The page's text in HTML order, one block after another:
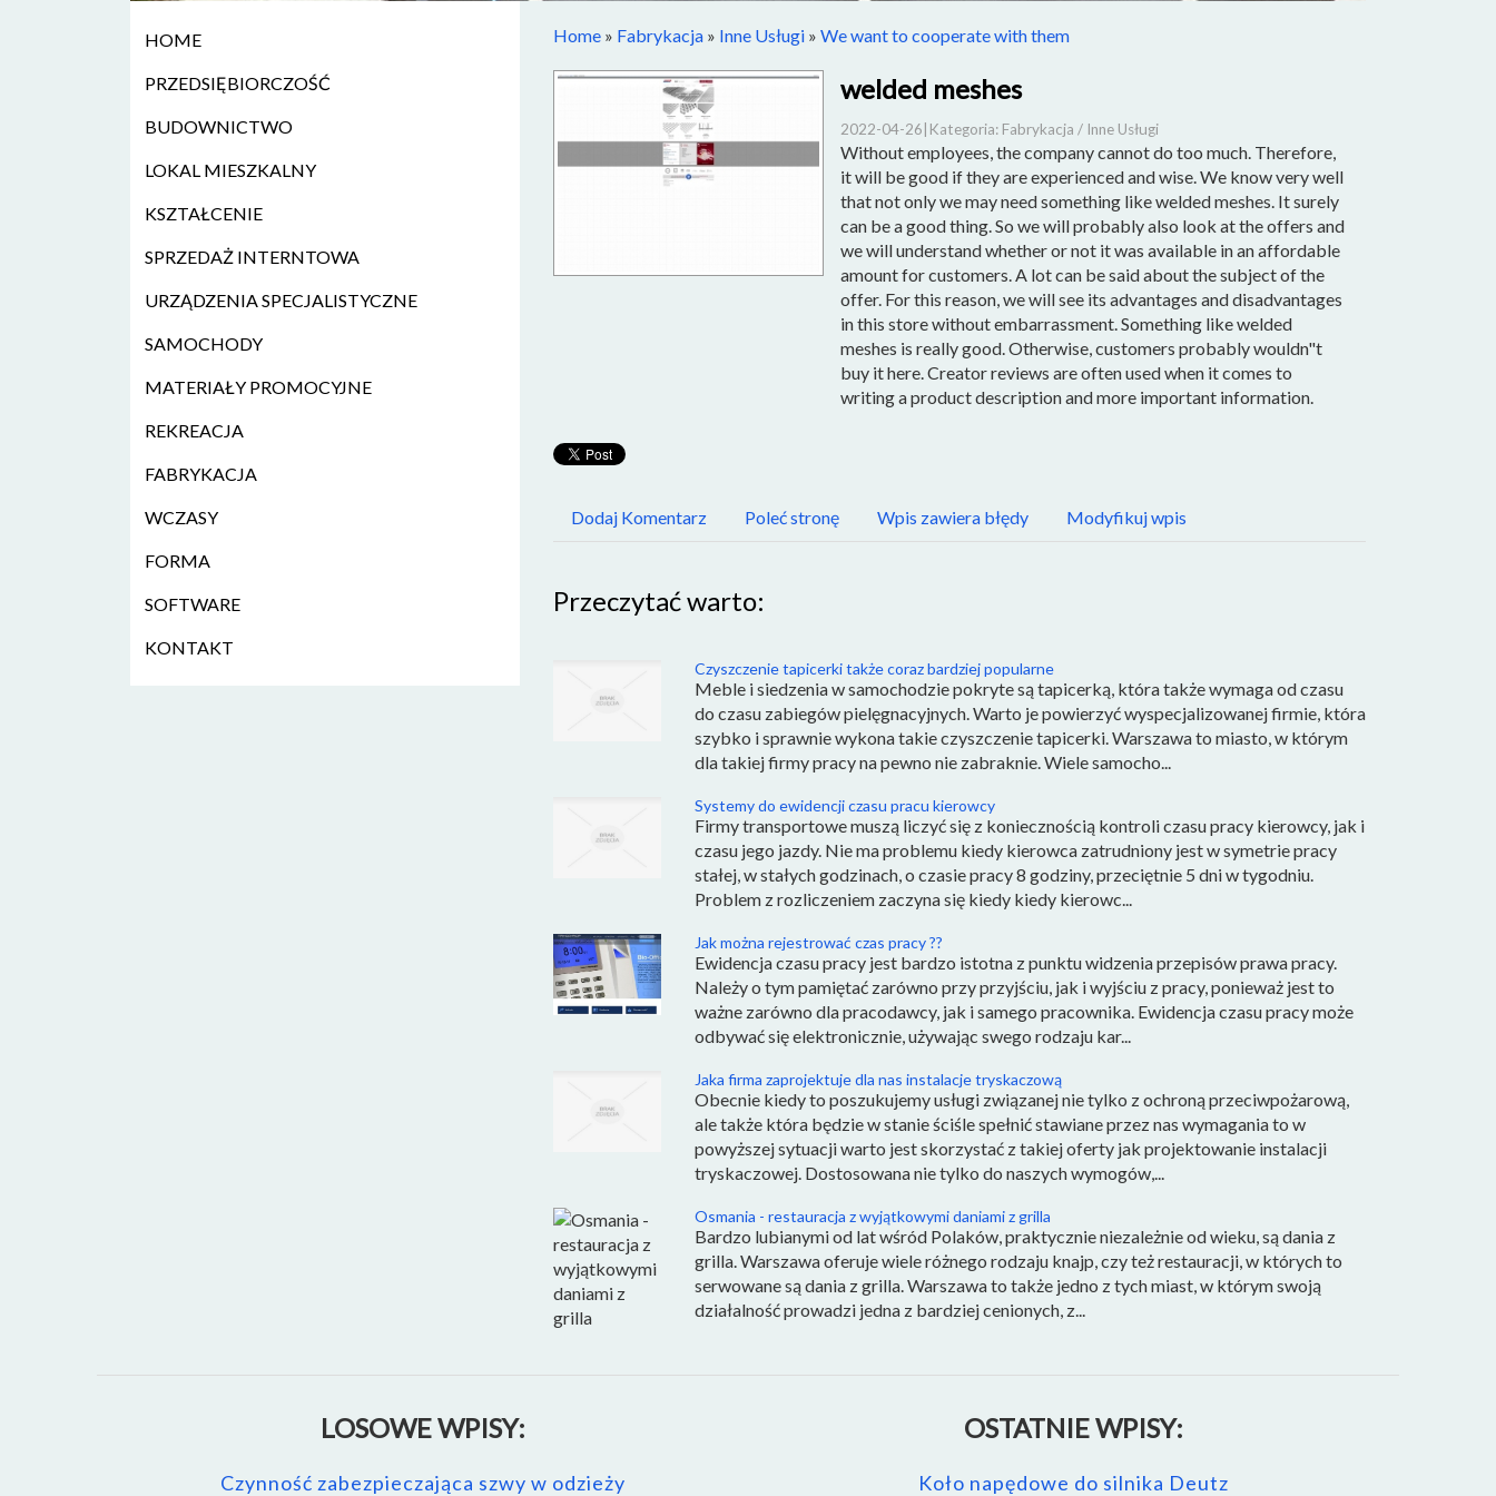
HOME
PRZEDSIĘBIORCZOŚĆ
BUDOWNICTWO
LOKAL MIESZKALNY
KSZTAŁCENIE
SPRZEDAŻ INTERNTOWA
URZĄDZENIA SPECJALISTYCZNE
SAMOCHODY
MATERIAŁY PROMOCYJNE
REKREACJA
FABRYKACJA
WCZASY
FORMA
SOFTWARE
KONTAKT
Home » Fabrykacja » Inne Usługi » We want to cooperate with them
welded meshes
2022-04-26 Kategoria: Fabrykacja / Inne Usługi
Without employees, the company cannot do too much. Therefore,
it will be good if they are experienced and wise. We know very well
that not only we may need something like welded meshes. It surely
can be a good thing. So we will probably also look at the offers and
we will understand whether or not it was available in an affordable
amount for customers. A lot can be said about the subject of the
offer. For this reason, we will see its advantages and disadvantages
in this store without embarrassment. Something like welded
meshes is really good. Otherwise, customers probably wouldn"t
buy it here. Creator reviews are often used when it comes to
writing a product description and more important information.
Dodaj Komentarz Poleć stronę Wpis zawiera błędy Modyfikuj wpis
Przeczytać warto:
Czyszczenie tapicerki także coraz bardziej popularne
Meble i siedzenia w samochodzie pokryte są tapicerką, która także wymaga od czasu
do czasu zabiegów pielęgnacyjnych. Warto je powierzyć wyspecjalizowanej firmie, która
szybko i sprawnie wykona takie czyszczenie tapicerki. Warszawa to miasto, w którym
dla takiej firmy pracy na pewno nie zabraknie. Wiele samocho...
Systemy do ewidencji czasu pracu kierowcy
Firmy transportowe muszą liczyć się z koniecznością kontroli czasu pracy kierowcy, jak i
czasu jego jazdy. Nie ma problemu kiedy kierowca zatrudniony jest w symetrie pracy
stałej, w stałych godzinach, o czasie pracy 8 godziny, przeciętnie 5 dni w tygodniu.
Problem z rozliczeniem zaczyna się kiedy kiedy kierowc...
Jak można rejestrować czas pracy ??
Ewidencja czasu pracy jest bardzo istotna z punktu widzenia przepisów prawa pracy.
Należy o tym pamiętać zarówno przy przyjściu, jak i wyjściu z pracy, ponieważ jest to
ważne zarówno dla pracodawcy, jak i samego pracownika. Ewidencja czasu pracy może
odbywać się elektronicznie, używając swego rodzaju kar...
Jaka firma zaprojektuje dla nas instalacje tryskaczową
Obecnie kiedy to poszukujemy usługi związanej nie tylko z ochroną przeciwpożarową,
ale także która będzie w stanie ściśle spełnić stawiane przez nas wymagania to w
powyższej sytuacji warto jest skorzystać z takiej oferty jak projektowanie instalacji
tryskaczowej. Dostosowana nie tylko do naszych wymogów,...
Osmania - restauracja z wyjątkowymi daniami z grilla
Bardzo lubianymi od lat wśród Polaków, praktycznie niezależnie od wieku, są dania z
grilla. Warszawa oferuje wiele różnego rodzaju knajp, czy też restauracji, w których to
serwowane są dania z grilla. Warszawa to także jedno z tych miast, w którym swoją
działalność prowadzi jedna z bardziej cenionych, z...
LOSOWE WPISY:
Czynność zabezpieczająca szwy w odzieży
OSTATNIE WPISY:
Koło napędowe do silnika Deutz